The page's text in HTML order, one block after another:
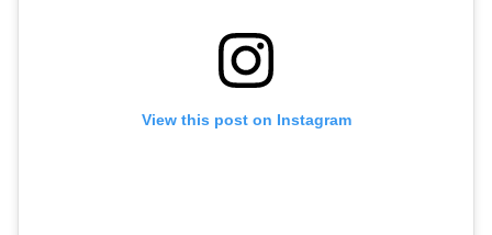
View this post on Instagram